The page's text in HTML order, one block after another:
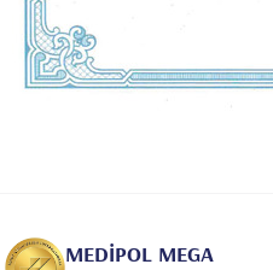
MEDİPOL MEGA